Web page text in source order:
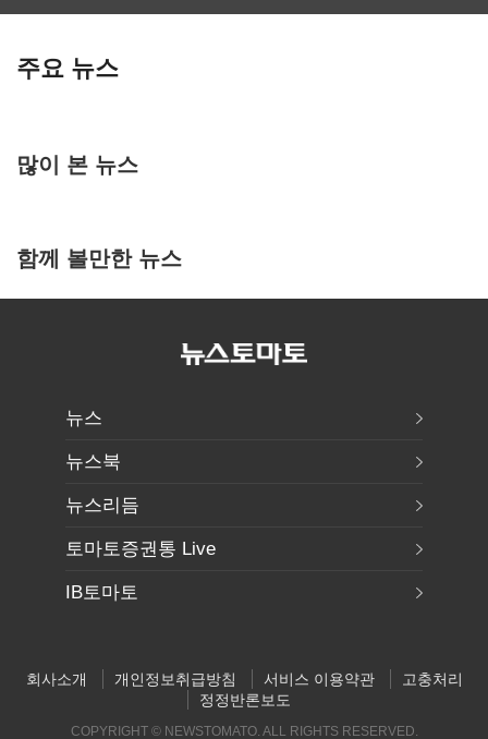
주요 뉴스
많이 본 뉴스
함께 볼만한 뉴스
뉴스
뉴스북
뉴스리듬
토마토증권통 Live
IB토마토
회사소개 개인정보취급방침 서비스 이용약관
고충처리
정정반론보도
COPYRIGHT © NEWSTOMATO. ALL RIGHTS RESERVED.